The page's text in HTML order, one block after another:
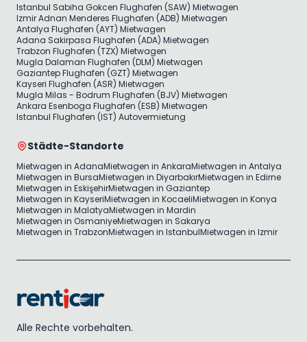
Istanbul Sabiha Gokcen Flughafen (SAW) Mietwagen
Izmir Adnan Menderes Flughafen (ADB) Mietwagen
Antalya Flughafen (AYT) Mietwagen
Adana Sakirpasa Flughafen (ADA) Mietwagen
Trabzon Flughafen (TZX) Mietwagen
Mugla Dalaman Flughafen (DLM) Mietwagen
Gaziantep Flughafen (GZT) Mietwagen
Kayseri Flughafen (ASR) Mietwagen
Mugla Milas - Bodrum Flughafen (BJV) Mietwagen
Ankara Esenboga Flughafen (ESB) Mietwagen
Istanbul Flughafen (IST) Autovermietung
Städte-Standorte
Mietwagen in AdanaMietwagen in AnkaraMietwagen in Antalya
Mietwagen in BursaMietwagen in DiyarbakırMietwagen in Edirne
Mietwagen in EskişehirMietwagen in Gaziantep
Mietwagen in KayseriMietwagen in KocaeliMietwagen in Konya
Mietwagen in MalatyaMietwagen in Mardin
Mietwagen in OsmaniyeMietwagen in Sakarya
Mietwagen in TrabzonMietwagen in IstanbulMietwagen in Izmir
Alle Rechte vorbehalten.